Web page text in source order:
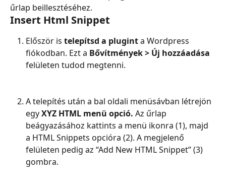
űrlap beillesztéséhez.
Insert Html Snippet
Először is telepítsd a plugint a Wordpress
fiókodban. Ezt a Bővítmények > Új hozzáadása
felületen tudod megtenni.
A telepítés után a bal oldali menüsávban létrejön
egy XYZ HTML menü opció. Az űrlap
beágyazásához kattints a menü ikonra (1), majd
a HTML Snippets opcióra (2). A megjelenő
felületen pedig az “Add New HTML Snippet” (3)
gombra.